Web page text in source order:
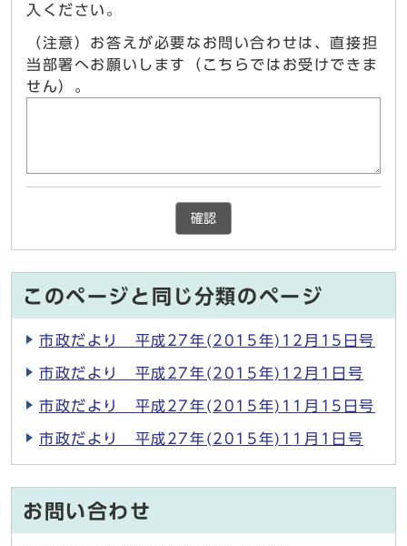
入ください。
（注意）お答えが必要なお問い合わせは、直接担
当部署へお願いします（こちらではお受けできま
せん）。
確認
このページと同じ分類のページ
市政だより 平成27年(2015年)12月15日号
市政だより 平成27年(2015年)12月1日号
市政だより 平成27年(2015年)11月15日号
市政だより 平成27年(2015年)11月1日号
お問い合わせ